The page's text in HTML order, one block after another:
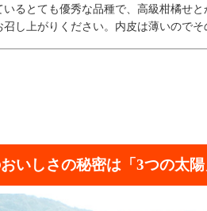
るとても優秀な品種で、高級柑橘せ
し上がりください。内皮は薄いのでそ
いしさの秘密は「3つの太陽